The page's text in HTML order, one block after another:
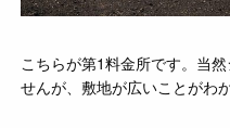
こちらが第1料金所です。当
せんが、敷地が広いことがわ